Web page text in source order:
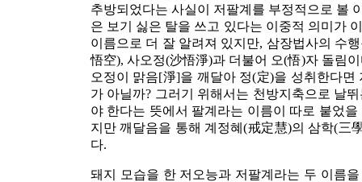
추방되었다는 사실이 저팔계를 부정적으로 볼
은 보기 싫은 탈을 쓰고 있다는 이중적 의미가
이름으로 더 잘 알려져 있지만, 삼장법사의 수
悟空), 사오정(沙悟淨)과 더불어 오(悟)자 돌림
오정이 맑음[淨]을 깨달아 정(定)을 성취한다
가 아닐까? 그러기 위해서는 천방지축으로 날
야 한다는 뜻에서 팔계라는 이름이 따로 붙었
지만 깨달음을 통해 계정혜(戒定慧)의 삼학(三
다.
돼지 모습을 한 저오능과 저팔계라는 두 이름